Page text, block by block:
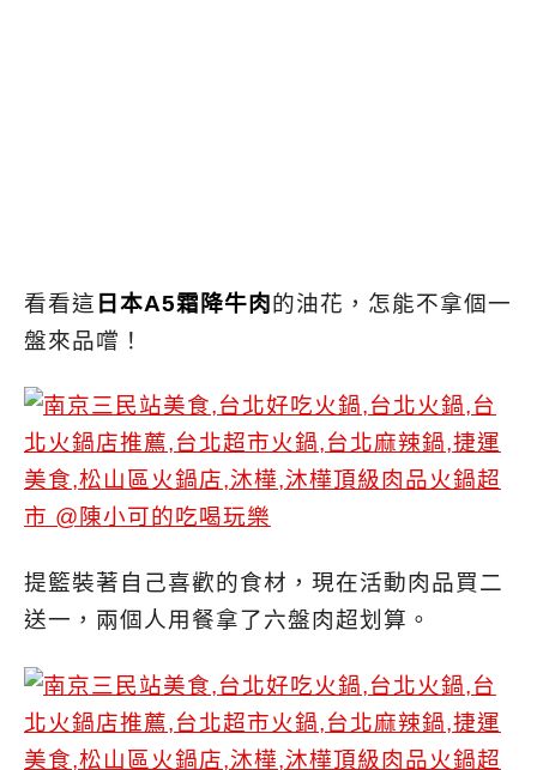
看看這 日本A5霜降牛肉的油花，怎能不拿個一
盤來品嚐！
提籃裝著自己喜歡的食材，現在活動肉品買二
送一，兩個人用餐拿了六盤肉超划算。